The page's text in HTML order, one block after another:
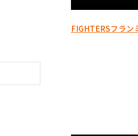
FIGHTERSフラン
へ